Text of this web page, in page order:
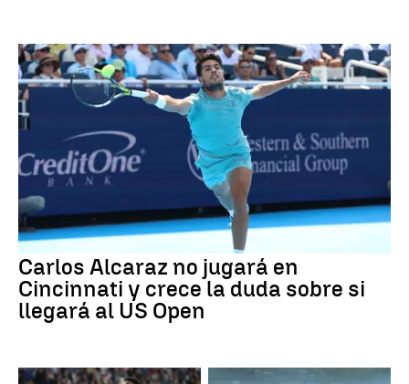
Carlos Alcaraz no jugará en
Cincinnati y crece la duda sobre si
llegará al US Open